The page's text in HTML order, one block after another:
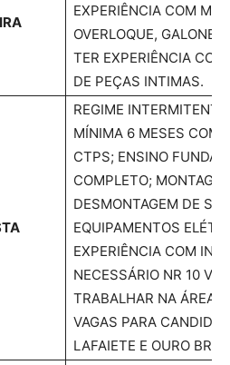
EXPERIÊNCIA COM
OVERLOQUE,
TER EXPERIÊNCIA
DE PEÇAS INTIMAS.
REGIME
MÍNIMA 6 MESES COM
CTPS; ENSINO
COMPLETO;
DESMONTAGEM DE
EQUIPAMENTOS
EXPERIÊNCIA COM
NECESSÁRIO NR 10
TRABALHAR NA ÁREA
VAGAS PARA
LAFAIETE E OURO